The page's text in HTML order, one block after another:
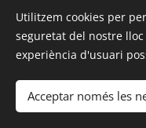
2020
Creado
Español
Utilitzem cookies per
seguretat del nostre
experiència d'usuari
Acceptar només les